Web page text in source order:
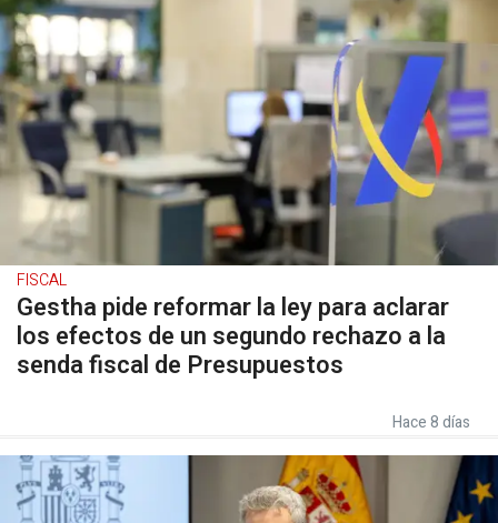
FISCAL
Gestha pide reformar la ley para aclarar
los efectos de un segundo rechazo a la
senda fiscal de Presupuestos
Hace 8 días